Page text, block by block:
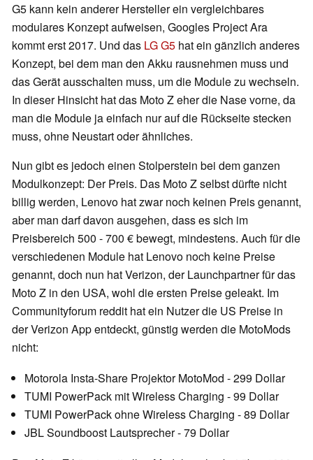
G5 kann kein anderer Hersteller ein vergleichbares
modulares Konzept aufweisen, Googles Project Ara
kommt erst 2017. Und das LG G5 hat ein gänzlich anderes
Konzept, bei dem man den Akku rausnehmen muss und
das Gerät ausschalten muss, um die Module zu wechseln.
In dieser Hinsicht hat das Moto Z eher die Nase vorne, da
man die Module ja einfach nur auf die Rückseite stecken
muss, ohne Neustart oder ähnliches.
Nun gibt es jedoch einen Stolperstein bei dem ganzen
Modulkonzept: Der Preis. Das Moto Z selbst dürfte nicht
billig werden, Lenovo hat zwar noch keinen Preis genannt,
aber man darf davon ausgehen, dass es sich im
Preisbereich 500 - 700 € bewegt, mindestens. Auch für die
verschiedenen Module hat Lenovo noch keine Preise
genannt, doch nun hat Verizon, der Launchpartner für das
Moto Z in den USA, wohl die ersten Preise geleakt. Im
Communityforum reddit hat ein Nutzer die US Preise in
der Verizon App entdeckt, günstig werden die MotoMods
nicht:
Motorola Insta-Share Projektor MotoMod - 299 Dollar
TUMI PowerPack mit Wireless Charging - 99 Dollar
TUMI PowerPack ohne Wireless Charging - 89 Dollar
JBL Soundboost Lautsprecher - 79 Dollar